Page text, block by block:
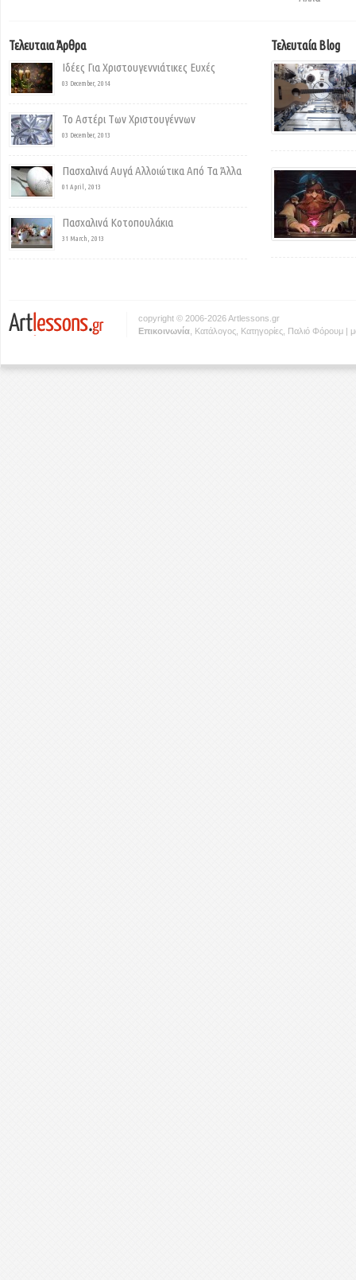
Τελευταια Άρθρα
Ιδέες Για Χριστουγεννιάτικες Ευχές
03 December, 2014
Το Αστέρι Των Χριστουγέννων
03 December, 2013
Πασχαλινά Αυγά Αλλοιώτικα Από Τα Άλλα
01 April, 2013
Πασχαλινά Κοτοπουλάκια
31 March, 2013
Τελευταία Blog
copyright © 2006-2026 Artlessons.gr
Eπικοινωνία Κατάλογος Κατηγορίες Παλιό Φόρουμ |